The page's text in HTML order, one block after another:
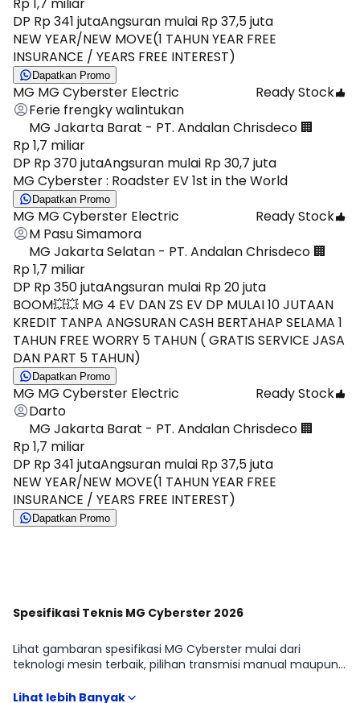
Rp 1,7 miliar
DP Rp 341 jutaAngsuran mulai Rp 37,5 juta
NEW YEAR/NEW MOVE(1 TAHUN YEAR FREE
INSURANCE / YEARS FREE INTEREST)
Dapatkan Promo
MG MG Cyberster Electric
Ready Stock
Ferie frengky walintukan
MG Jakarta Barat - PT. Andalan Chrisdeco 🏢
Rp 1,7 miliar
DP Rp 370 jutaAngsuran mulai Rp 30,7 juta
MG Cyberster : Roadster EV 1st in the World
Dapatkan Promo
MG MG Cyberster Electric
Ready Stock
M Pasu Simamora
MG Jakarta Selatan - PT. Andalan Chrisdeco 🏢
Rp 1,7 miliar
DP Rp 350 jutaAngsuran mulai Rp 20 juta
BOOM💥💥 MG 4 EV DAN ZS EV DP MULAI 10 JUTAAN
KREDIT TANPA ANGSURAN CASH BERTAHAP SELAMA 1
TAHUN FREE WORRY 5 TAHUN ( GRATIS SERVICE JASA
DAN PART 5 TAHUN)
Dapatkan Promo
MG MG Cyberster Electric
Ready Stock
Darto
MG Jakarta Barat - PT. Andalan Chrisdeco 🏢
Rp 1,7 miliar
DP Rp 341 jutaAngsuran mulai Rp 37,5 juta
NEW YEAR/NEW MOVE(1 TAHUN YEAR FREE
INSURANCE / YEARS FREE INTEREST)
Dapatkan Promo
Spesifikasi Teknis MG Cyberster 2026
Lihat gambaran spesifikasi MG Cyberster mulai dari
teknologi mesin terbaik, pilihan transmisi manual maupun
Kami fokus pada hal yang memengaruhi penggunaan